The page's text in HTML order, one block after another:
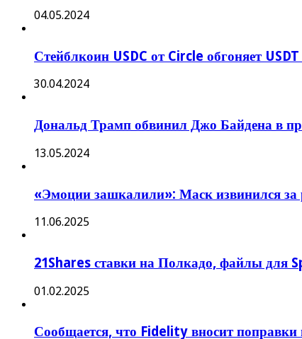
04.05.2024
Стейблкоин USDC от Circle обгоняет
30.04.2024
Дональд Трамп обвинил Джо Байдена в
13.05.2024
«Эмоции зашкалили»: Маск извинился за
11.06.2025
21Shares ставки на Полкадо, файлы для
01.02.2025
Сообщается, что Fidelity вносит поправки